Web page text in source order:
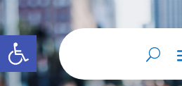
Abrir barra de herramientas